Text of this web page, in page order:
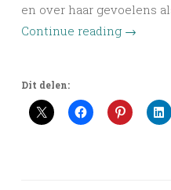
en over haar gevoelens
Continue reading →
Dit delen: